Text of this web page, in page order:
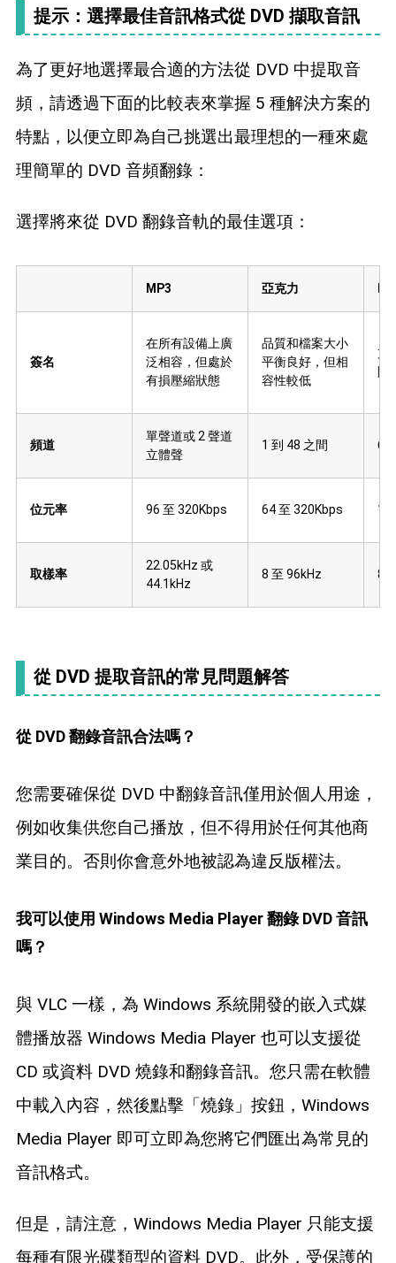
提示：選擇最佳音訊格式從 DVD 擷取音訊
為了更好地選擇最合適的方法從 DVD 中提取音
頻，請透過下面的比較表來掌握 5 種解決方案的
特點，以便立即為自己挑選出最理想的一種來處
理簡單的 DVD 音頻翻錄：
選擇將來從 DVD 翻錄音軌的最佳選項：
MP3 亞克力
簽名
在所有設備上廣
泛相容，但處於
有損壓縮狀態
品質和檔案大小
平衡良好，但相
容性較低
支
開
頻道
單聲道或 2 聲道
立體聲
1 到 48 之間 6
位元率 96 至 320Kbps 64 至 320Kbps
取樣率
22.05kHz 或
44.1kHz
8 至 96kHz 8
從 DVD 提取音訊的常見問題解答
從 DVD 翻錄音訊合法嗎？
您需要確保從 DVD 中翻錄音訊僅用於個人用途，
例如收集供您自己播放，但不得用於任何其他商
業目的。否則你會意外地被認為違反版權法。
我可以使用 Windows Media Player 翻錄 DVD 音訊
嗎？
與 VLC 一樣，為 Windows 系統開發的嵌入式媒
體播放器 Windows Media Player 也可以支援從
CD 或資料 DVD 燒錄和翻錄音訊。您只需在軟體
中載入內容，然後點擊「燒錄」按鈕，Windows
Media Player 即可立即為您將它們匯出為常見的
音訊格式。
但是，請注意，Windows Media Player 只能支援
每種有限光碟類型的資料 DVD。此外，受保護的